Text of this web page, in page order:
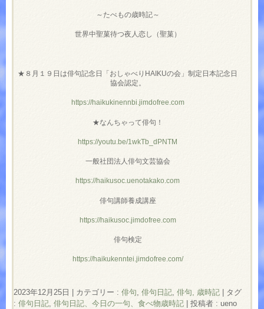
～たべもの歳時記～
世界中聖菓待つ夜人恋し（聖菓）
★８月１９日は俳句記念日「おしゃべりHAIKUの会」制定日本記念日
協会認定。
https://haikukinennbi.jimdofree.com
★なんちゃって俳句！
https://youtu.be/1wkTb_dPNTM
一般社団法人俳句文芸協会
https://haikusoc.uenotakako.com
俳句講師養成講座
https://haikusoc.jimdofree.com
俳句検定
https://haikukenntei.jimdofree.com/
2023年12月25日 カテゴリー : 俳句, 俳句日記, 俳句, 歳時記
タグ
: 俳句日記, 俳句日記、今日の一句、食べ物歳時記
投稿者 : ueno